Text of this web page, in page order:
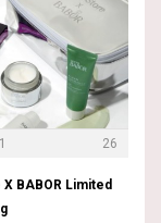
26
BABOR Limited